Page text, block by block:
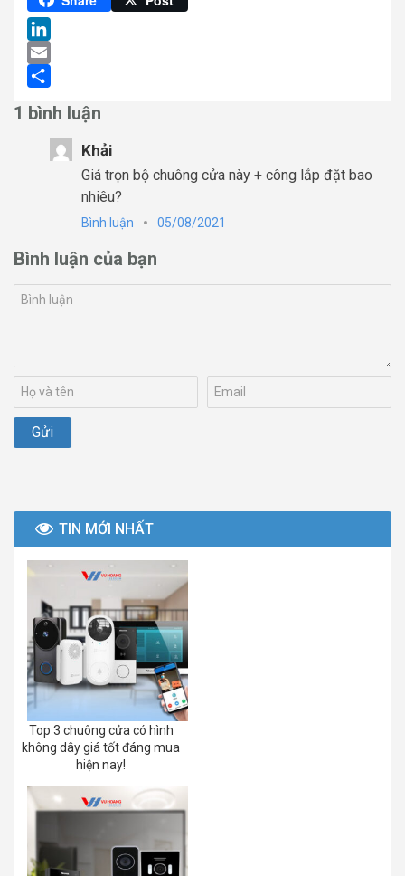
LinkedIn
Email
1 bình luận
Khải
Giá trọn bộ chuông cửa này + công lắp đặt bao
nhiêu?
Bình luận 05/08/2021
Bình luận của bạn
TIN MỚI NHẤT
Top 3 chuông cửa có hình
không dây giá tốt đáng mua
hiện nay!